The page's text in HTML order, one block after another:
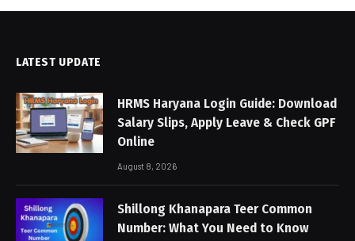
LATEST UPDATE
HRMS Haryana Login Guide: Download
Salary Slips, Apply Leave & Check GPF
Online
August 8, 2026
Shillong Khanapara Teer Common
Number: What You Need to Know